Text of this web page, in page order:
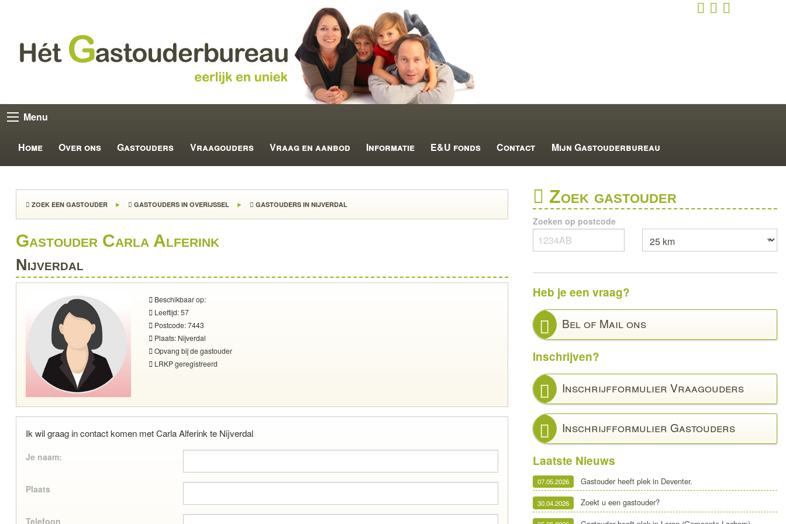
Menu
Home Over ons Gastouders Vraagouders Vraag en aanbod Informatie E&U fonds Contact Mijn Gastouderbureau
ZOEK EEN GASTOUDER GASTOUDERS IN OVERIJSSEL GASTOUDERS IN NIJVERDAL
Gastouder Carla Alferink
Nijverdal
Beschikbaar op:
Leeftijd: 57
Postcode: 7443
Plaats: Nijverdal
Opvang bij de gastouder
LRKP geregistreerd
Ik wil graag in contact komen met Carla Alferink te Nijverdal
Je naam:
Plaats
Telefoon
Zoek gastouder
Zoeken op postcode
Heb je een vraag?
Bel of Mail ons
Inschrijven?
Inschrijfformulier Vraagouders
Inschrijfformulier Gastouders
Laatste Nieuws
07.05.2026 Gastouder heeft plek in Deventer.
30.04.2026 Zoekt u een gastouder?